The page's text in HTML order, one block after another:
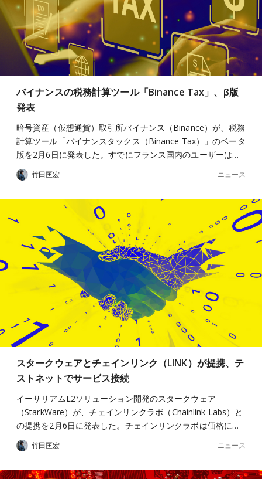
バイナンスの税務計算ツール「Binance Tax」、β版
発表
暗号資産（仮想通貨）取引所バイナンス（Binance）が、税務
計算ツール「バイナンスタックス（Binance Tax）」のベータ
版を2月6日に発表した。すでにフランス国内のユーザーは…
竹田匡宏 ニュース
スタークウェアとチェインリンク（LINK）が提携、テ
ストネットでサービス接続
イーサリアムL2ソリューション開発のスタークウェア
（StarkWare）が、チェインリンクラボ（Chainlink Labs）と
の提携を2月6日に発表した。チェインリンクラボは価格に…
竹田匡宏 ニュース